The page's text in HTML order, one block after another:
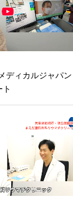
ディカルジャパン